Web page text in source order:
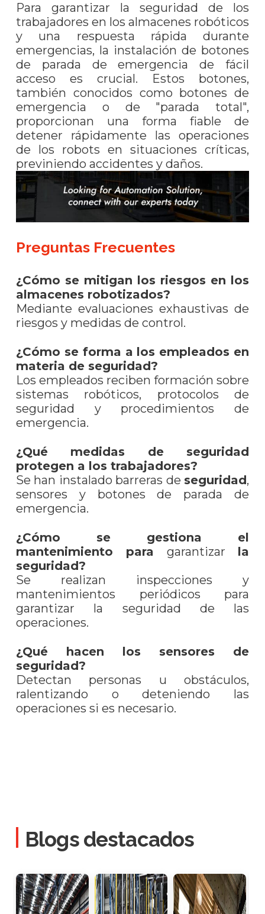
Para garantizar la seguridad de los
trabajadores en los almacenes robóticos
y una respuesta rápida durante
emergencias, la instalación de botones
de parada de emergencia de fácil
acceso es crucial. Estos botones,
también conocidos como botones de
emergencia o de "parada total",
proporcionan una forma fiable de
detener rápidamente las operaciones
de los robots en situaciones críticas,
previniendo accidentes y daños.
Preguntas Frecuentes
¿Cómo se mitigan los riesgos en los
almacenes robotizados?
Mediante evaluaciones exhaustivas de
riesgos y medidas de control.
¿Cómo se forma a los empleados en
materia de seguridad?
Los empleados reciben formación sobre
sistemas robóticos, protocolos de
seguridad y procedimientos de
emergencia.
¿Qué medidas de seguridad
protegen a los trabajadores?
Se han instalado barreras de seguridad ,
sensores y botones de parada de
emergencia.
¿Cómo se gestiona el
mantenimiento para garantizar
la
seguridad?
Se realizan inspecciones y
mantenimientos periódicos para
garantizar la seguridad de las
operaciones.
¿Qué hacen los sensores de
seguridad?
Detectan personas u obstáculos,
ralentizando o deteniendo las
operaciones si es necesario.
Blogs destacados